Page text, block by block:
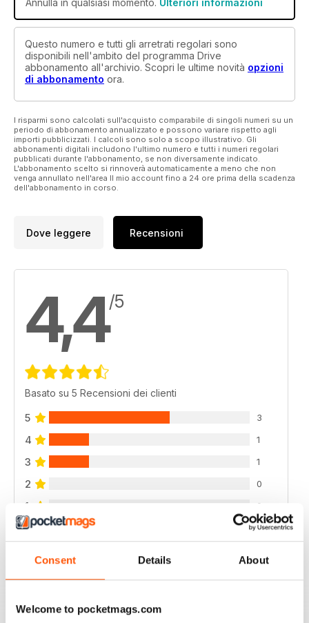
Consent Details About
Welcome to pocketmags.com
Annulla in qualsiasi momento. Ulteriori informazioni
Questo numero e tutti gli arretrati regolari sono
disponibili nell'ambito del programma Drive
abbonamento all'archivio. Scopri le ultime novità opzioni
di abbonamento ora.
I risparmi sono calcolati sull'acquisto comparabile di singoli numeri su un
periodo di abbonamento annualizzato e possono variare rispetto agli
importi pubblicizzati. I calcoli sono solo a scopo illustrativo. Gli
abbonamenti digitali includono l'ultimo numero e tutti i numeri regolari
pubblicati durante l'abbonamento, se non diversamente indicato.
L'abbonamento scelto si rinnoverà automaticamente a meno che non
venga annullato nell'area Il mio account fino a 24 ore prima della scadenza
dell'abbonamento in corso.
Dove leggere Recensioni
4,4/5
Basato su 5 Recensioni dei clienti
5 3
4 1
3 1
2 0
1 0
VISUALIZZA LE RECENSIONI